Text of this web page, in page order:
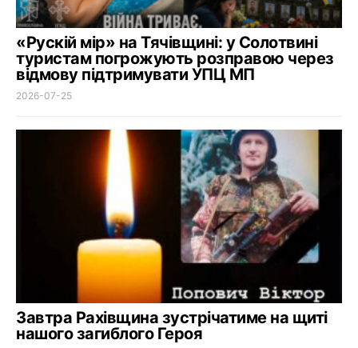
«Рускій мір» на Тячівщині: у Солотвині
туристам погрожують розправою через
відмову підтримувати УПЦ МП
2026-07-25
Завтра Рахівщина зустрічатиме на щиті
нашого загиблого Героя